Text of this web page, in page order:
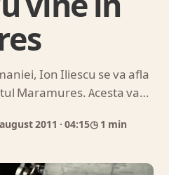
Ion Iliescu se va afla
Maramures. Acesta va…
2011 · 04:15◷ 1 min